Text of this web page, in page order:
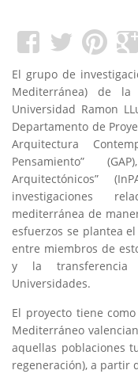
El grupo de
Mediterránea) de la
Universidad Ramon
Departamento de
Arquitectura
Pensamiento”
Arquitectónicos”
investigaciones
mediterránea de
esfuerzos se plantea
entre miembros de
y la transferencia
Universidades.
El proyecto tiene
Mediterráneo
aquellas poblaciones
regeneración), a partir